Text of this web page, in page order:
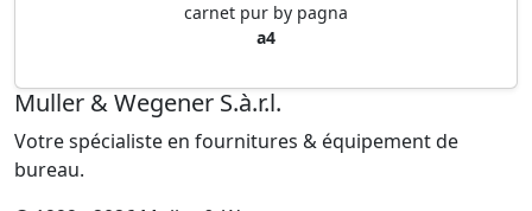
carnet pur by pagna
a4
Muller & Wegener S.à.r.l.
Votre spécialiste en fournitures & équipement de
bureau.